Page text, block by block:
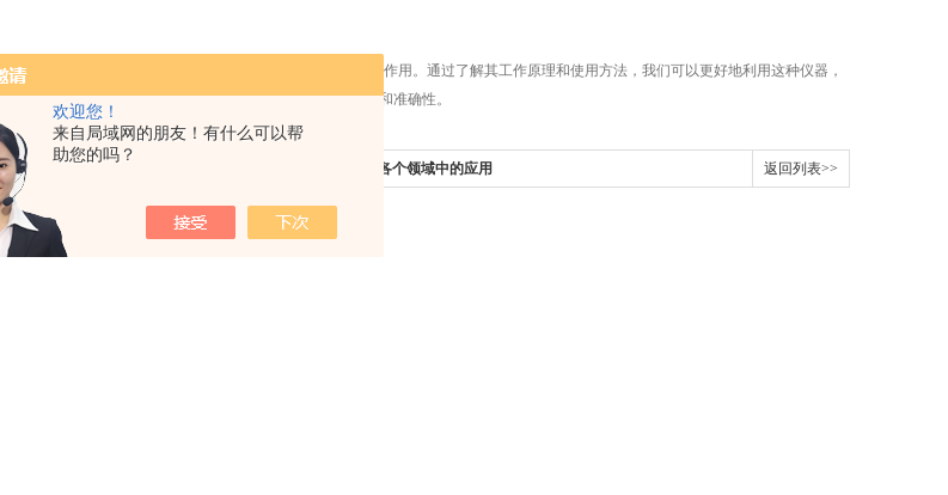
欢迎您！
来自局域网的朋友！有什么可以帮
助您的吗？
溶液酸碱度的工具，它在许多工业过程中都发挥着重要的作用。通过了解其工作原理和使用方法，我们可以更好地利用这种仪器，
注意在使用过程中的一些常见问题，以确保仪器的稳定性和准确性。
生活 便携式pH计的用途及其在各个领域中的应用 返回列表>>